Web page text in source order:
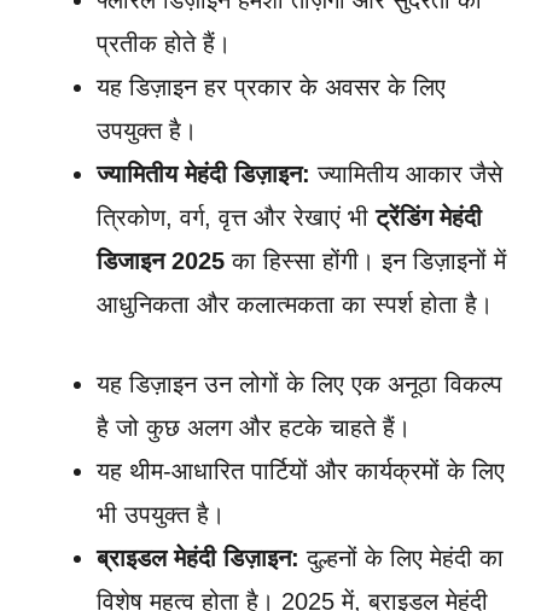
प्रतीक होते हैं।
यह डिज़ाइन हर प्रकार के अवसर के लिए
उपयुक्त है।
ज्यामितीय मेहंदी डिज़ाइन: ज्यामितीय आकार जैसे
त्रिकोण, वर्ग, वृत्त और रेखाएं भीट्रेंडिंग मेहंदी
डिजाइन 2025 का हिस्सा होंगी। इन डिज़ाइनों में
आधुनिकता और कलात्मकता का स्पर्श होता है।
यह डिज़ाइन उन लोगों के लिए एक अनूठा विकल्प
है जो कुछ अलग और हटके चाहते हैं।
यह थीम-आधारित पार्टियों और कार्यक्रमों के लिए
भी उपयुक्त है।
ब्राइडल मेहंदी डिज़ाइन: दुल्हनों के लिए मेहंदी का
विशेष महत्व होता है। 2025 में, ब्राइडल मेहंदी